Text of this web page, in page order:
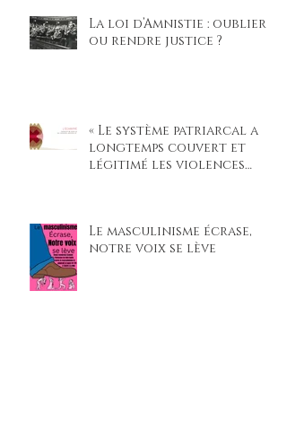
La loi d’Amnistie : oublier
ou rendre justice ?
« Le système patriarcal a
longtemps couvert et
légitimé les violences
Le masculinisme écrase,
notre voix se lève